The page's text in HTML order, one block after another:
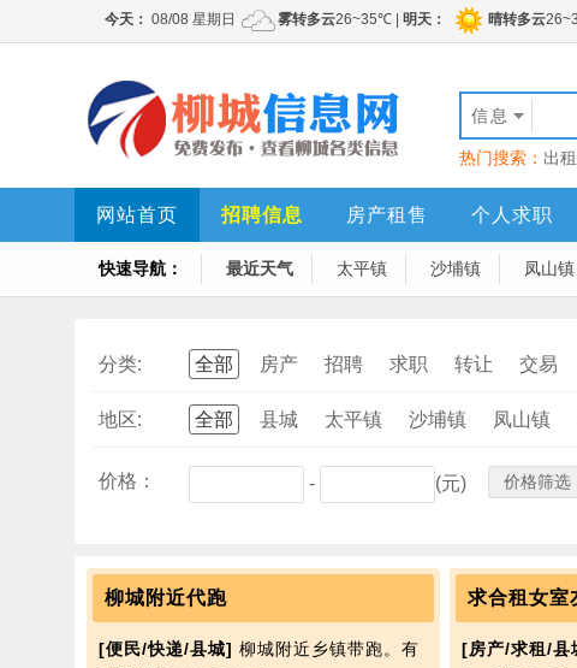
信息
热门搜索： 出租
网站首页 招聘信息 房产租售 个人求职
快速导航： 最近天气 太平镇 沙埔镇 凤山镇
分类: 全部 房产 招聘 求职 转让 交易
地区: 全部 县城 太平镇 沙埔镇 凤山镇
价格： - (元) 价格筛选
柳城附近代跑
[便民/快递/县城] 柳城附近乡镇带跑。有
求合租女室
[房产/求租/县